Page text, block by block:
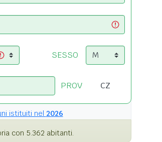
SESSO
PROV
istituiti nel 2026
con 5.362 abitanti.